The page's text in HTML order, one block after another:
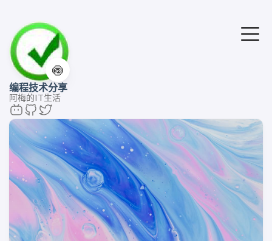
🍥
编程技术分享
阿梅的IT生活